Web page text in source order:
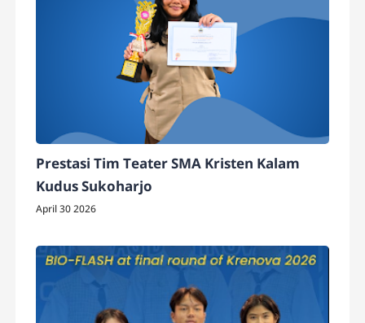
Prestasi Tim Teater SMA Kristen Kalam
Kudus Sukoharjo
April 30 2026